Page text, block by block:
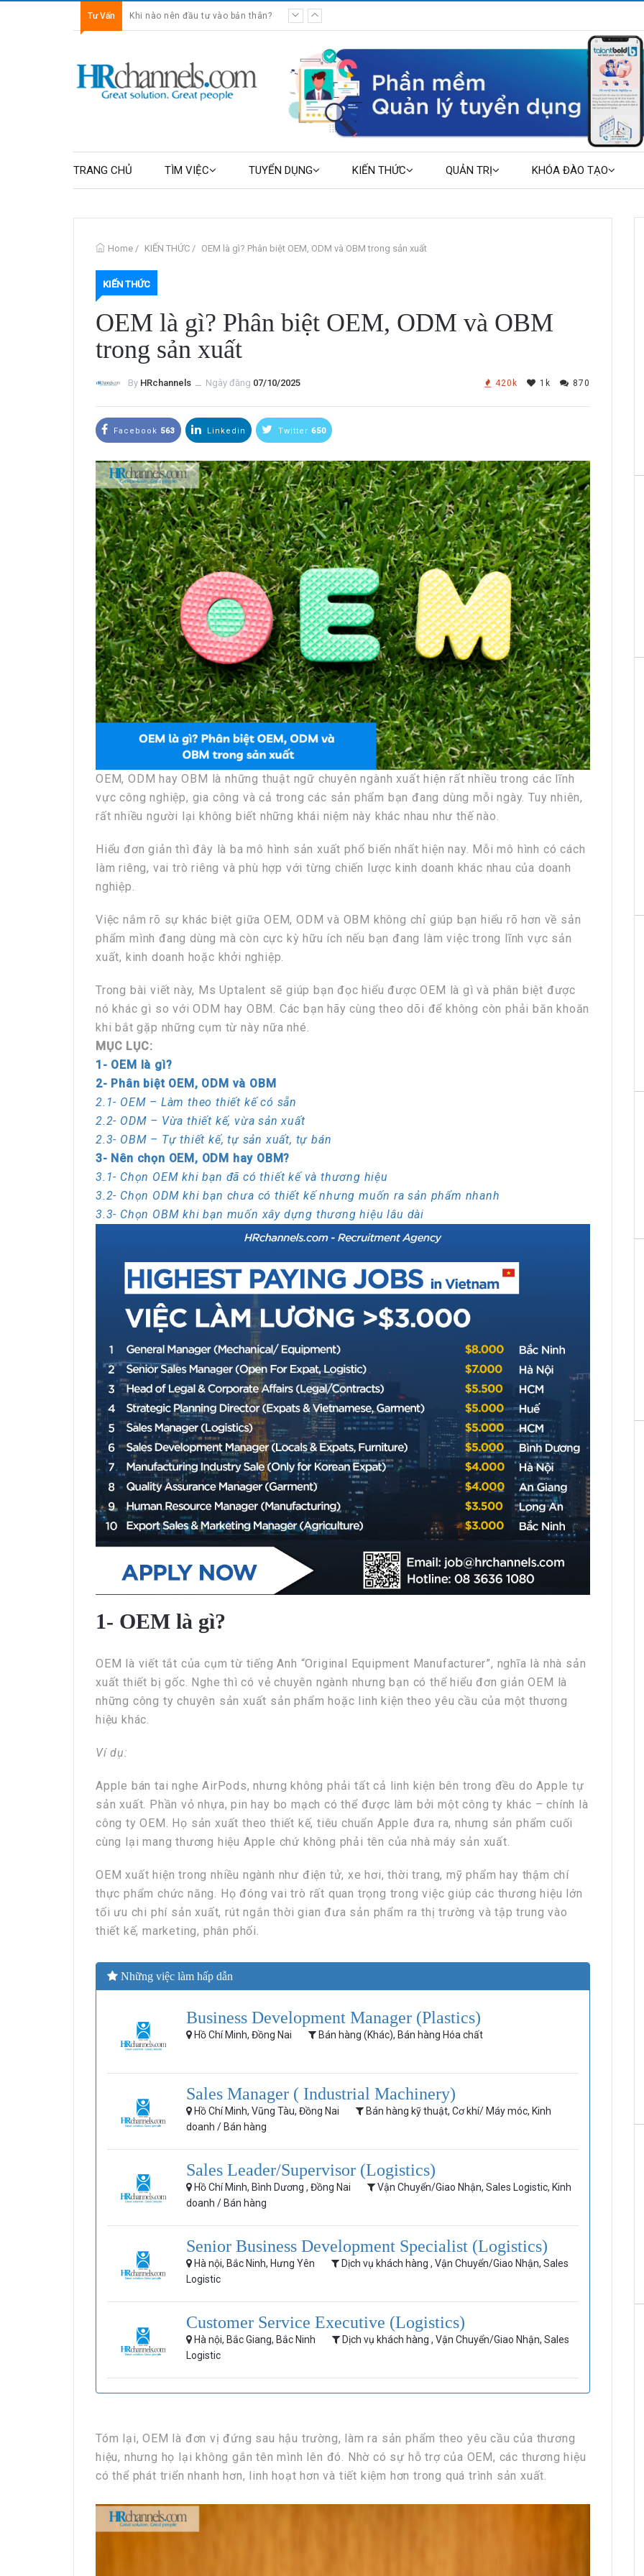
Tư Vấn Khi nào nên đầu tư vào bản thân?
TRANG CHỦ TÌM VIỆC TUYỂN DỤNG KIẾN THỨC QUẢN TRỊ KHÓA ĐÀO TẠO
Home / KIẾN THỨC / OEM là gì? Phân biệt OEM, ODM và OBM trong sản xuất
KIẾN THỨC
OEM là gì? Phân biệt OEM, ODM và OBM
trong sản xuất
By HRchannels ــ Ngày đăng 07/10/2025 420k 1k 870
Facebook 563 Linkedin Twitter 650
OEM, ODM hay OBM là những thuật ngữ chuyên ngành xuất hiện rất nhiều trong các lĩnh
vực công nghiệp, gia công và cả trong các sản phẩm bạn đang dùng mỗi ngày. Tuy nhiên,
rất nhiều người lại không biết những khái niệm này khác nhau như thế nào.
Hiểu đơn giản thì đây là ba mô hình sản xuất phổ biến nhất hiện nay. Mỗi mô hình có cách
làm riêng, vai trò riêng và phù hợp với từng chiến lược kinh doanh khác nhau của doanh
nghiệp.
Việc nắm rõ sự khác biệt giữa OEM, ODM và OBM không chỉ giúp bạn hiểu rõ hơn về sản
phẩm mình đang dùng mà còn cực kỳ hữu ích nếu bạn đang làm việc trong lĩnh vực sản
xuất, kinh doanh hoặc khởi nghiệp.
Trong bài viết này, Ms Uptalent sẽ giúp bạn đọc hiểu được OEM là gì và phân biệt được
nó khác gì so với ODM hay OBM. Các bạn hãy cùng theo dõi để không còn phải băn khoăn
khi bắt gặp những cụm từ này nữa nhé.
MỤC LỤC:
1- OEM là gì?
2- Phân biệt OEM, ODM và OBM
2.1- OEM – Làm theo thiết kế có sẵn
2.2- ODM – Vừa thiết kế, vừa sản xuất
2.3- OBM – Tự thiết kế, tự sản xuất, tự bán
3- Nên chọn OEM, ODM hay OBM?
3.1- Chọn OEM khi bạn đã có thiết kế và thương hiệu
3.2- Chọn ODM khi bạn chưa có thiết kế nhưng muốn ra sản phẩm nhanh
3.3- Chọn OBM khi bạn muốn xây dựng thương hiệu lâu dài
1- OEM là gì?
OEM là viết tắt của cụm từ tiếng Anh “Original Equipment Manufacturer”, nghĩa là nhà sản
xuất thiết bị gốc. Nghe thì có vẻ chuyên ngành nhưng bạn có thể hiểu đơn giản OEM là
những công ty chuyên sản xuất sản phẩm hoặc linh kiện theo yêu cầu của một thương
hiệu khác.
Ví dụ:
Apple bán tai nghe AirPods, nhưng không phải tất cả linh kiện bên trong đều do Apple tự
sản xuất. Phần vỏ nhựa, pin hay bo mạch có thể được làm bởi một công ty khác – chính là
công ty OEM. Họ sản xuất theo thiết kế, tiêu chuẩn Apple đưa ra, nhưng sản phẩm cuối
cùng lại mang thương hiệu Apple chứ không phải tên của nhà máy sản xuất.
OEM xuất hiện trong nhiều ngành như điện tử, xe hơi, thời trang, mỹ phẩm hay thậm chí
thực phẩm chức năng. Họ đóng vai trò rất quan trọng trong việc giúp các thương hiệu lớn
tối ưu chi phí sản xuất, rút ngắn thời gian đưa sản phẩm ra thị trường và tập trung vào
thiết kế, marketing, phân phối.
Những việc làm hấp dẫn
Business Development Manager (Plastics)
Hồ Chí Minh, Đồng Nai Bán hàng (Khác), Bán hàng Hóa chất
Sales Manager ( Industrial Machinery)
Hồ Chí Minh, Vũng Tàu, Đồng Nai
Bán hàng kỹ thuật, Cơ khí/ Máy móc, Kinh
doanh / Bán hàng
Sales Leader/Supervisor (Logistics)
Hồ Chí Minh, Bình Dương , Đồng Nai
Vận Chuyển/Giao Nhận, Sales Logistic, Kinh
doanh / Bán hàng
Senior Business Development Specialist (Logistics)
Hà nội, Bắc Ninh, Hưng Yên
Dịch vụ khách hàng , Vận Chuyển/Giao Nhận, Sales
Logistic
Customer Service Executive (Logistics)
Hà nội, Bắc Giang, Bắc Ninh
Dịch vụ khách hàng , Vận Chuyển/Giao Nhận, Sales
Logistic
Tóm lại, OEM là đơn vị đứng sau hậu trường, làm ra sản phẩm theo yêu cầu của thương
hiệu, nhưng họ lại không gắn tên mình lên đó. Nhờ có sự hỗ trợ của OEM, các thương hiệu
có thể phát triển nhanh hơn, linh hoạt hơn và tiết kiệm hơn trong quá trình sản xuất.
HRchannels Group - Headhunter Vietnam
HRchannels Group - Headhunter Vietnam
Kỹ Sư Shopdrawing Điện (Nhà xưởng)
HRchannels Group - Headhunter Vietnam
Kế Toán Trưởng (Vật Liệu Xây Dựng)
HRchannels Group - Headhunter Vietnam
Chuyên Viên Kinh Doanh B2B (Dịch Vụ Y Tế)
HRchannels Group - Headhunter Vietnam
Chuyên Viên Kinh Doanh B2C (Dịch Vụ Y Tế)